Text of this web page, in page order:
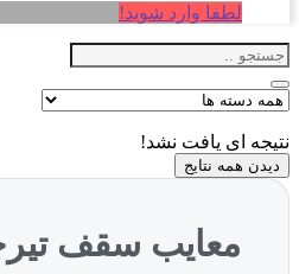
لطفا وارد شوید!
نتیجه ای یافت نشد!
دیدن همه نتایج
معایب سقف